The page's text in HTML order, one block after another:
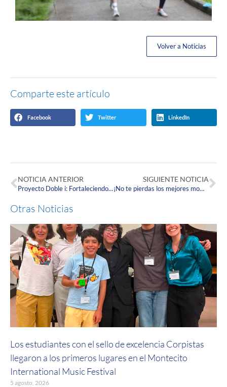
Volver a Noticias
Comparte este artículo
Facebook Twitter LinkedIn
NOTICIA ANTERIOR
Proyecto Doble i: Fortaleciendo la Internacionalización
SIGUIENTE NOTICIA
¡No te pierdas los mejores momentos de la Muestra de Danza de la Corpas!
Otras Noticias
Los estudiantes con el sello de excelencia Corpistas
llegaron a los primeros lugares en el Montecito
International Music Festival
5 agosto, 2026